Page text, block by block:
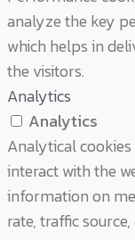
analyze the key
which helps in
the visitors.
Analytics
Analytics
Analytical
interact with the
information on
rate, traffic source,